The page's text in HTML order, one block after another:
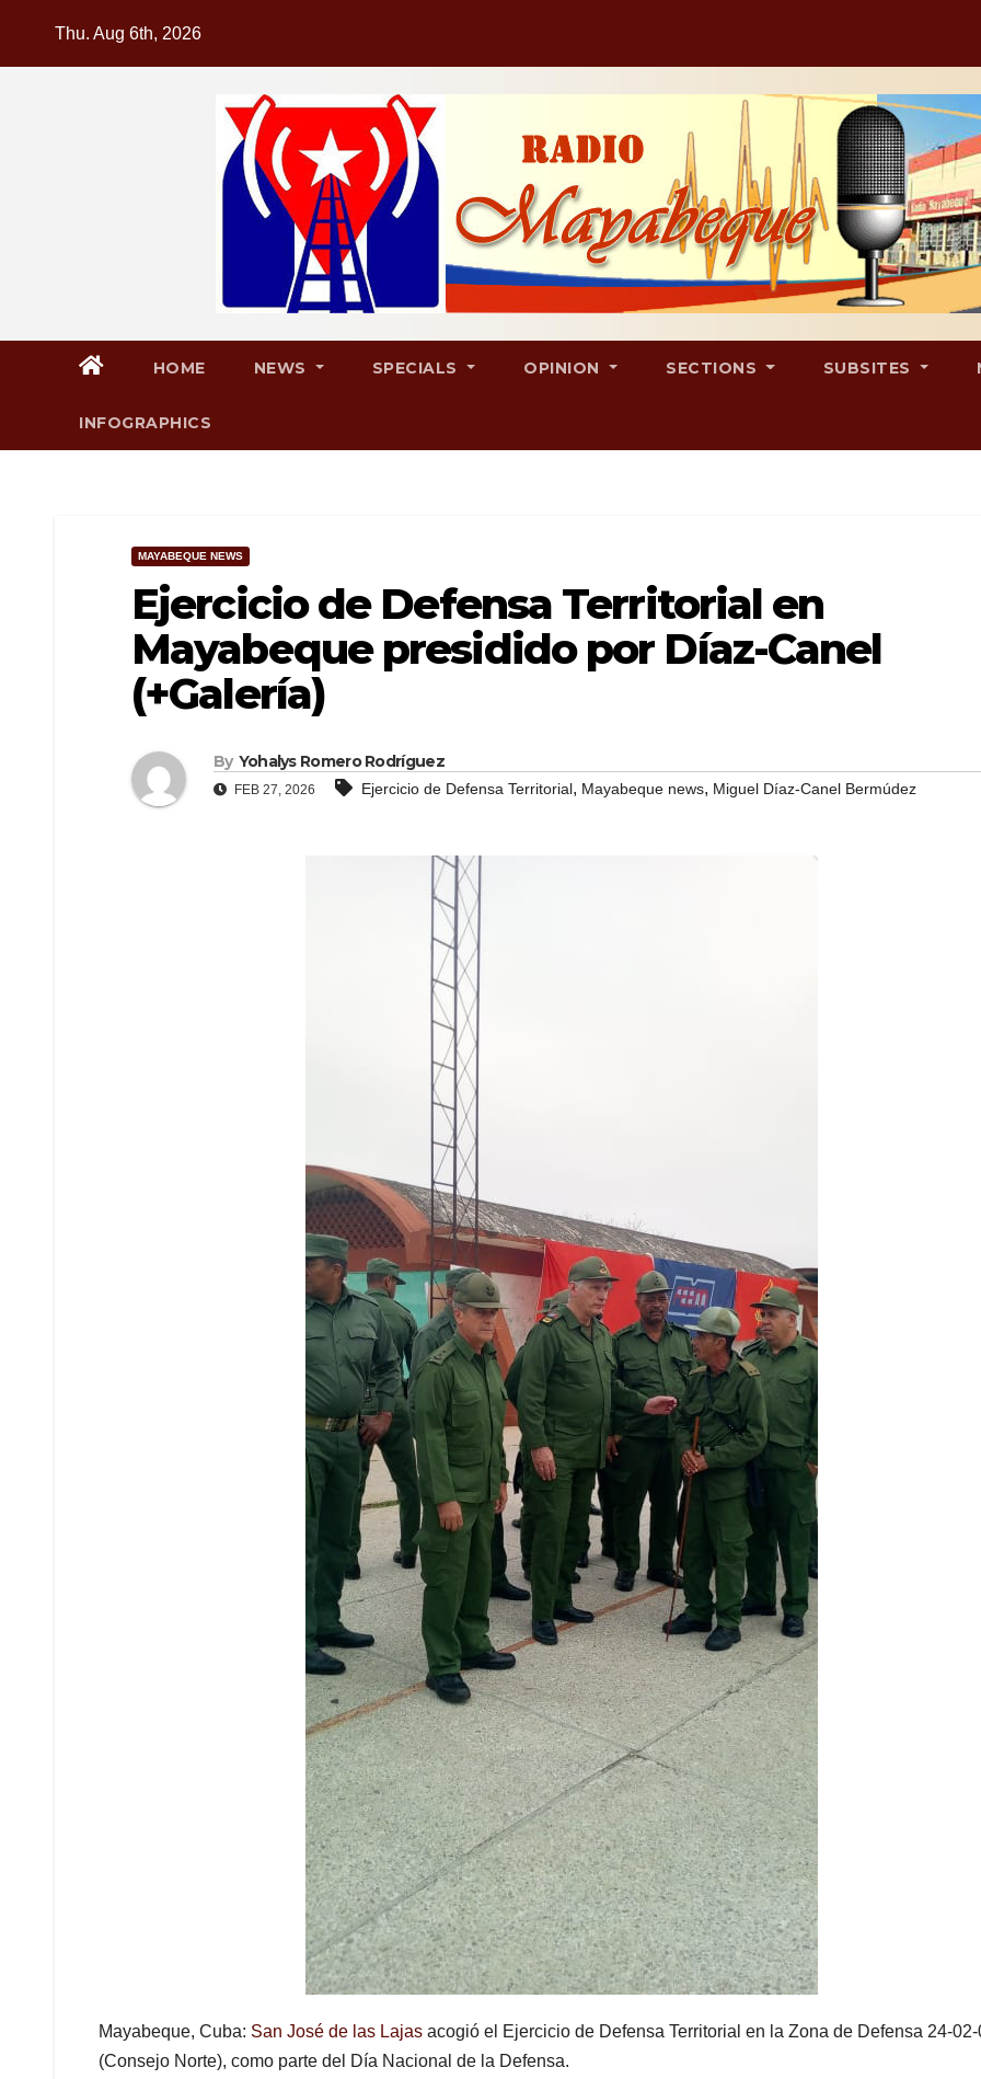
Thu. Aug 6th, 2026
HOME NEWS SPECIALS OPINION SECTIONS SUBSITES
INFOGRAPHICS
MAYABEQUE NEWS
Ejercicio de Defensa Territorial en
Mayabeque presidido por Díaz-Canel
(+Galería)
By Yohalys Romero Rodríguez
FEB 27, 2026 Ejercicio de Defensa Territorial, Mayabeque news, Miguel Díaz-Canel Bermúdez
Mayabeque, Cuba: San José de las Lajas acogió el Ejercicio de Defensa Territorial en la Zona de Defensa 24-02-
(Consejo Norte), como parte del Día Nacional de la Defensa.